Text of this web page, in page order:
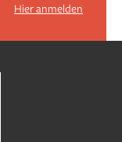
Hier anmelden